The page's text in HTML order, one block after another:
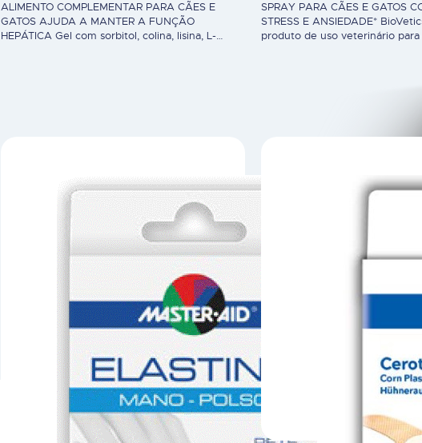
ALIMENTO COMPLEMENTAR PARA CÃES E
GATOS AJUDA A MANTER A FUNÇÃO
HEPÁTICA Gel com sorbitol, colina, lisina, L-
SPRAY PARA CÃES E GATOS
STRESS E ANSIEDADE*
produto de uso veterinário para
os seus óleos essenciais
selecionados, atua contra o
Os animais ficam relaxados,
Para ajudar na gestão de
ansiosos. Indicações *PUV